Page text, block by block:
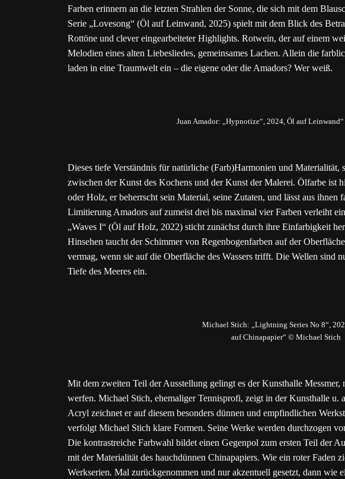
Farben erinnern an die letzten Strahlen der Sonne, die sich mit dem
Serie „Lovesong“ (Öl auf Leinwand, 2025) spielt mit dem Blick des
Rottöne und clever eingearbeiteter Highlights. Rotwein, der auf einem
Melodien eines alten Liebesliedes, gemeinsames Lachen. Allein die
laden in eine Traumwelt ein – die eigene oder die Amadors? Wer weiß.
Juan Amador: „Hypnotize“, 2024, Öl auf
Dieses tiefe Verständnis für natürliche (Farb)Harmonien und
zwischen der Kunst des Kochens und der Kunst der Malerei. Ölfarbe ist
oder Holz, er beherrscht sein Material, seine Zutaten, und lässt aus ihnen
Limitierung Amadors auf zumeist drei bis maximal vier Farben verleiht
„Waves I“ (Öl auf Holz, 2022) sticht zunächst durch ihre Einfarbigkeit
Hinsehen taucht der Schimmer von Regenbogenfarben auf der
vermag, wenn sie auf die Oberfläche des Wassers trifft. Die Wellen sind
Tiefe des Meeres ein.
Michael Stich: „Lightning Series No 8“,
auf Chinapapier“ © Michael Stich
Mit dem zweiten Teil der Ausstellung gelingt es der Kunsthalle Messmer,
werfen. Michael Stich, ehemaliger Tennisprofi, zeigt in der Kunsthalle u.
Acryl zeichnet er auf diesem besonders dünnen und empfindlichen
verfolgt Michael Stich klare Formen. Seine Werke werden durchzogen
Die kontrastreiche Farbwahl bildet einen Gegenpol zum ersten Teil der
mit der Materialität des hauchdünnen Chinapapiers. Wie ein roter Faden
Werkserien. Mal zurückgenommen und nur akzentuell gesetzt, dann wie